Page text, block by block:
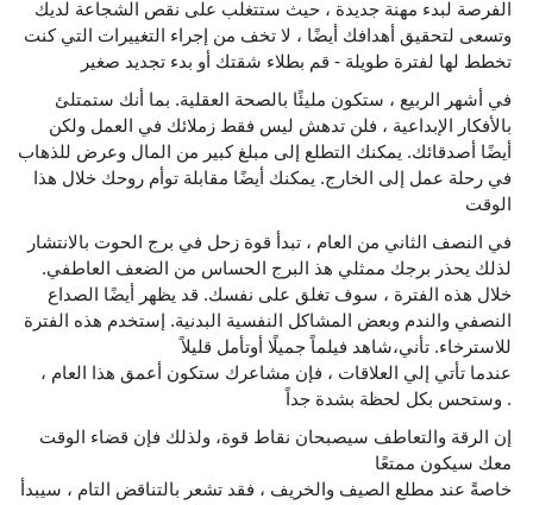
الفرصة لبدء مهنة جديدة ، حيث ستتغلب على نقص الشجاعة لديك
وتسعى لتحقيق أهدافك أيضًا ، لا تخف من إجراء التغييرات التي كنت
تخطط لها لفترة طويلة - قم بطلاء شقتك أو بدء تجديد صغير
في أشهر الربيع ، ستكون مليئًا بالصحة العقلية. بما أنك ستمتلئ
بالأفكار الإبداعية ، فلن تدهش ليس فقط زملائك في العمل ولكن
أيضًا أصدقائك. يمكنك التطلع إلى مبلغ كبير من المال وعرض للذهاب
في رحلة عمل إلى الخارج. يمكنك أيضًا مقابلة توأم روحك خلال هذا
الوقت
في النصف الثاني من العام ، تبدأ قوة زحل في برج الحوت بالانتشار
لذلك يحذر برجك ممثلي هذ البرج الحساس من الضعف العاطفي.
خلال هذه الفترة ، سوف تغلق على نفسك. قد يظهر أيضًا الصداع
النصفي والندم وبعض المشاكل النفسية البدنية. إستخدم هذه الفترة
للاسترخاء. تأني،شاهد فيلماً جميلًا أوتأمل قليلاً
عندما تأتي إلي العلاقات ، فإن مشاعرك ستكون أعمق هذا العام ،
وستحس بكل لحظة بشدة جداً .
إن الرقة والتعاطف سيصبحان نقاط قوة، ولذلك فإن قضاء الوقت
معك سيكون ممتعًا
خاصةً عند مطلع الصيف والخريف ، فقد تشعر بالتناقض التام ، سيبدأ